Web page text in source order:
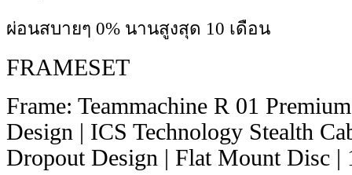
ผ่อนสบายๆ 0% นานสูงสุด 10 เดือน
FRAMESET
Frame: Teammachine R 01
Design | ICS Technology Stealth
Dropout Design | Flat Mount Disc